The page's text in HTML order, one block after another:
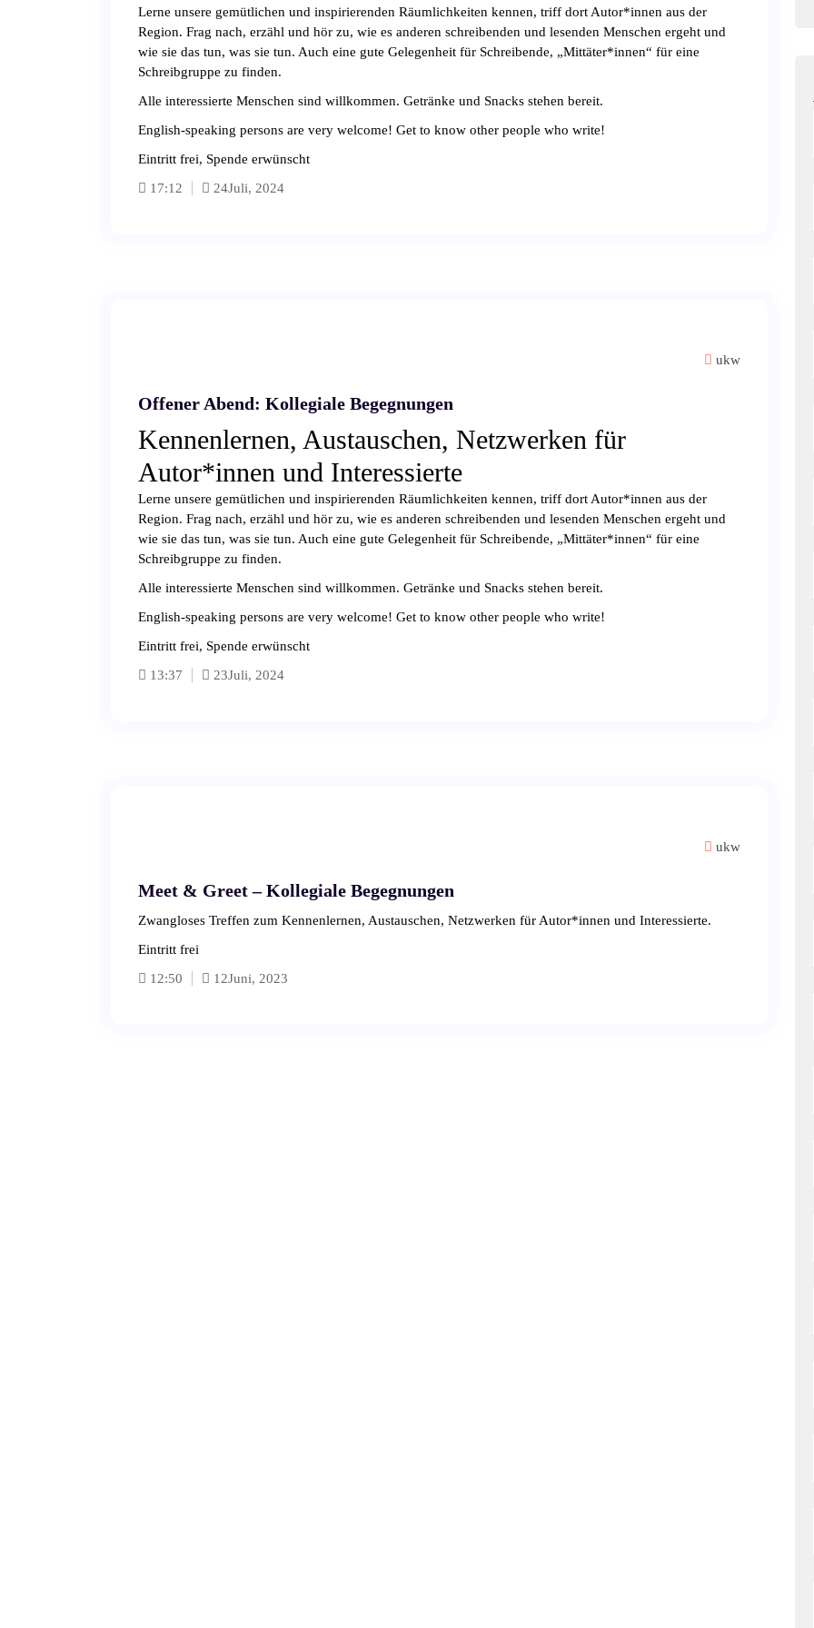
Lerne unsere gemütlichen und inspirierenden Räumlichkeiten kennen, triff dort Autor*innen aus der
Region. Frag nach, erzähl und hör zu, wie es anderen schreibenden und lesenden Menschen ergeht und
wie sie das tun, was sie tun. Auch eine gute Gelegenheit für Schreibende, „Mittäter*innen“ für eine
Schreibgruppe zu finden.
Alle interessierte Menschen sind willkommen. Getränke und Snacks stehen bereit.
English-speaking persons are very welcome! Get to know other people who write!
Eintritt frei, Spende erwünscht
17:12
24Juli, 2024
ukw
Offener Abend: Kollegiale Begegnungen
Kennenlernen, Austauschen, Netzwerken für
Autor*innen und Interessierte
Lerne unsere gemütlichen und inspirierenden Räumlichkeiten kennen, triff dort Autor*innen aus der
Region. Frag nach, erzähl und hör zu, wie es anderen schreibenden und lesenden Menschen ergeht und
wie sie das tun, was sie tun. Auch eine gute Gelegenheit für Schreibende, „Mittäter*innen“ für eine
Schreibgruppe zu finden.
Alle interessierte Menschen sind willkommen. Getränke und Snacks stehen bereit.
English-speaking persons are very welcome! Get to know other people who write!
Eintritt frei, Spende erwünscht
13:37
23Juli, 2024
ukw
Meet & Greet – Kollegiale Begegnungen
Zwangloses Treffen zum Kennenlernen, Austauschen, Netzwerken für Autor*innen und Interessierte.
Eintritt frei
12:50
12Juni, 2023